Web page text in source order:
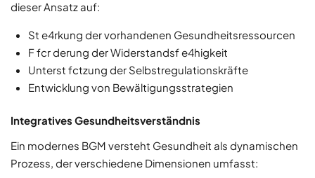
dieser Ansatz auf:
St e4rkung der vorhandenen Gesundheitsressourcen
F fcr derung der Widerstandsf e4higkeit
Unterst fctzung der Selbstregulationskräfte
Entwicklung von Bewältigungsstrategien
Integratives Gesundheitsverständnis
Ein modernes BGM versteht Gesundheit als dynamischen
Prozess, der verschiedene Dimensionen umfasst: